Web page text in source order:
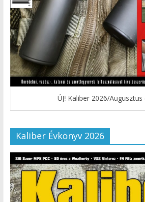
ÚJ! Kaliber 2026/Augusztus
Kaliber Évkönyv 2026